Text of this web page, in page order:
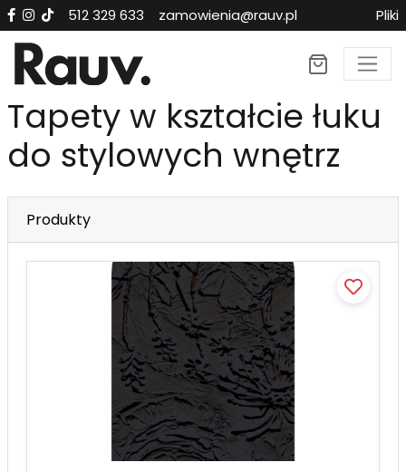
512 329 633 zamowienia@rauv.pl Pliki
Tapety w kształcie łuku
do stylowych wnętrz
Produkty